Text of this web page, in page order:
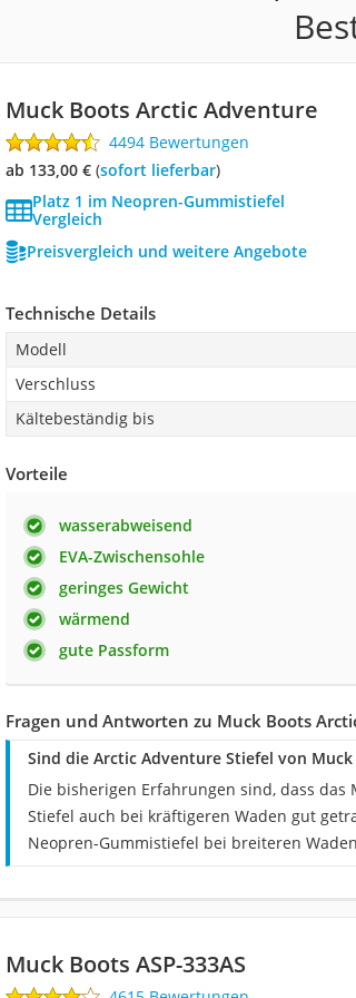
Muck Boots Arctic Adventure
4494 Bewertungen
ab 133,00 €( Sofort lieferbar)
Platz 1 im Neopren-Gummistiefel
Vergleich
Preisvergleich und weitere Angebote
Technische Details
Modell
Verschluss
Kältebeständig bis
Vorteile
wasserabweisend
EVA-Zwischensohle
geringes Gewicht
wärmend
gute Passform
Fragen und Antworten zu Muck Boots
Sind die Arctic Adventure Stiefel von
Die bisherigen Erfahrungen sind, dass
Stiefel auch bei kräftigeren Waden gut
Neopren-Gummistiefel bei breiteren
Muck Boots ASP-333AS